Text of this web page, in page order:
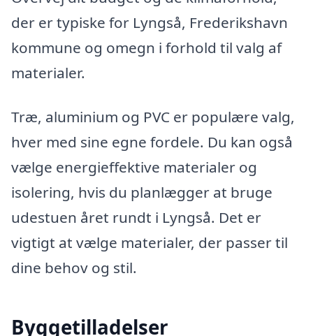
der er typiske for Lyngså, Frederikshavn
kommune og omegn i forhold til valg af
materialer.
Træ, aluminium og PVC er populære valg,
hver med sine egne fordele. Du kan også
vælge energieffektive materialer og
isolering, hvis du planlægger at bruge
udestuen året rundt i Lyngså. Det er
vigtigt at vælge materialer, der passer til
dine behov og stil.
Byggetilladelser